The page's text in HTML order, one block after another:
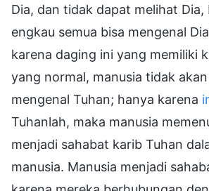
Dia, dan tidak dapat melihat Dia,
engkau semua bisa mengenal
karena daging ini yang memiliki
yang normal, manusia tidak
mengenal Tuhan; hanya karena
Tuhanlah, maka manusia
menjadi sahabat karib Tuhan
manusia. Manusia menjadi